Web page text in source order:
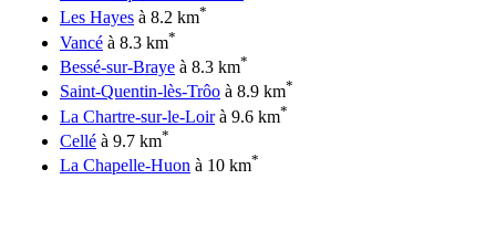
Les Hayes à 8.2 km*
Vancé à 8.3 km*
Bessé-sur-Braye à 8.3 km*
Saint-Quentin-lès-Trôo à 8.9 km*
La Chartre-sur-le-Loirà 9.6 km*
Cellé à 9.7 km*
La Chapelle-Huon à 10 km*